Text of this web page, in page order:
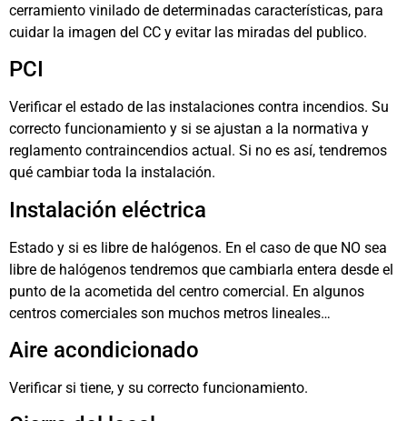
cerramiento vinilado de determinadas características, para
cuidar la imagen del CC y evitar las miradas del publico.
PCI
Verificar el estado de las instalaciones contra incendios. Su
correcto funcionamiento y si se ajustan a la normativa y
reglamento contraincendios actual. Si no es así, tendremos
qué cambiar toda la instalación.
Instalación eléctrica
Estado y si es libre de halógenos. En el caso de que NO sea
libre de halógenos tendremos que cambiarla entera desde el
punto de la acometida del centro comercial. En algunos
centros comerciales son muchos metros lineales…
Aire acondicionado
Verificar si tiene, y su correcto funcionamiento.